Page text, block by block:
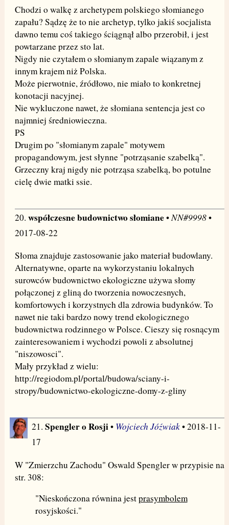
Chodzi o walkę z archetypem polskiego słomianego
zapału? Sądzę że to nie archetyp, tylko jakiś socjalista
dawno temu coś takiego ściągnął albo przerobił, i jest
powtarzane przez sto lat.
Nigdy nie czytałem o słomianym zapale wiązanym z
innym krajem niż Polska.
Może pierwotnie, źródłowo, nie miało to konkretnej
konotacji nacyjnej.
Nie wykluczone nawet, że słomiana sentencja jest co
najmniej średniowieczna.
PS
Drugim po "słomianym zapale" motywem
propagandowym, jest słynne "potrząsanie szabelką".
Grzeczny kraj nigdy nie potrząsa szabelką, bo potulne
cielę dwie matki ssie.
20. współczesne budownictwo słomiane•NN#9998•
2017-08-22
Słoma znajduje zastosowanie jako materiał budowlany.
Alternatywne, oparte na wykorzystaniu lokalnych
surowców budownictwo ekologiczne używa słomy
połączonej z gliną do tworzenia nowoczesnych,
komfortowych i korzystnych dla zdrowia budynków. To
nawet nie taki bardzo nowy trend ekologicznego
budownictwa rodzinnego w Polsce. Cieszy się rosnącym
zainteresowaniem i wychodzi powoli z absolutnej
"niszowosci".
Mały przykład z wielu:
http://regiodom.pl/portal/budowa/sciany-i-
stropy/budownictwo-ekologiczne-domy-z-gliny
21. Spengler o Rosji• Wojciech Jóźwiak• 2018-11-
17
W "Zmierzchu Zachodu" Oswald Spengler w przypisie na
str. 308:
"Nieskończona równina jestprasymbolem
rosyjskości."